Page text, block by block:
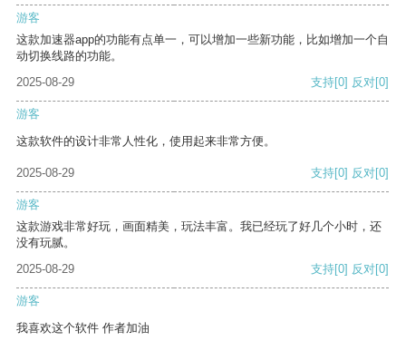
游客
这款加速器app的功能有点单一，可以增加一些新功能，比如增加一个自
动切换线路的功能。
2025-08-29
支持[0] 反对[0]
游客
这款软件的设计非常人性化，使用起来非常方便。
2025-08-29 支持[0] 反对[0]
游客
这款游戏非常好玩，画面精美，玩法丰富。我已经玩了好几个小时，还
没有玩腻。
2025-08-29
支持[0] 反对[0]
游客
我喜欢这个软件 作者加油